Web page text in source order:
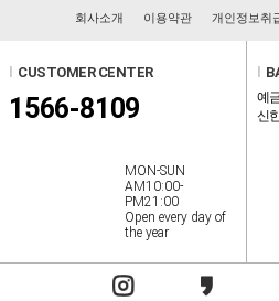
회사소개 이용약관 개인정보취
CUSTOMER CENTER
1566-8109
MON-SUN
AM10:00-
PM21:00
Open every day of
the year
예
신